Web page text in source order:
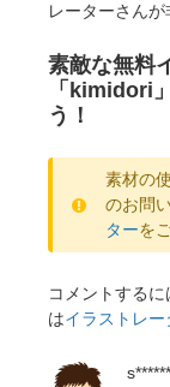
レーターさんが
素敵な無料
「kimidori
う！
素材の
のお問
ターを
コメントするに
はイラストレ